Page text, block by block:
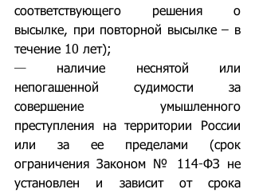
соответствующего решения о
высылке, при повторной высылке – в
течение 10 лет);
— наличие неснятой или
непогашенной судимости за
совершение умышленного
преступления на территории России
или за ее пределами (срок
ограничения Законом № 114-ФЗ не
установлен и зависит от срока